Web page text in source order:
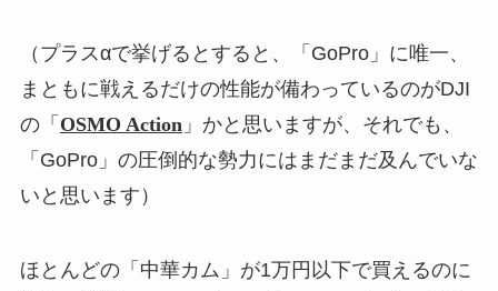
（プラスαで挙げるとすると、「GoPro」に唯一、
まともに戦えるだけの性能が備わっているのがDJI
の「 OSMO Action 」かと思いますが、それでも、
「GoPro」の圧倒的な勢力にはまだまだ及んでいな
いと思います）
ほとんどの「中華カム」が1万円以下で買えるのに